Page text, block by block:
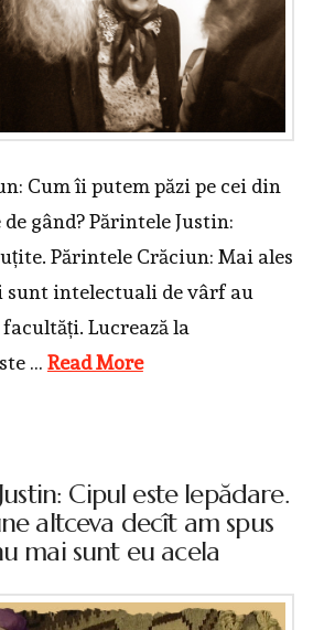
Cum îi putem păzi pe cei din
gând? Părintele Justin:
Părintele Crăciun: Mai ales
sunt intelectuali de vârf au
Lucrează la
… Read More
Cipul este lepădare.
altceva decît am spus
mai sunt eu acela